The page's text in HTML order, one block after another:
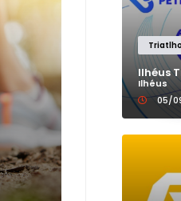
Ilhéus
Ilhéus
05/